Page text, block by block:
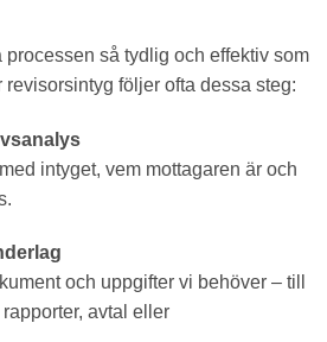
processen så tydlig och effektiv som
revisorsintyg följer ofta dessa steg:
intyget, vem mottagaren är och
och uppgifter vi behöver – till
avtal eller